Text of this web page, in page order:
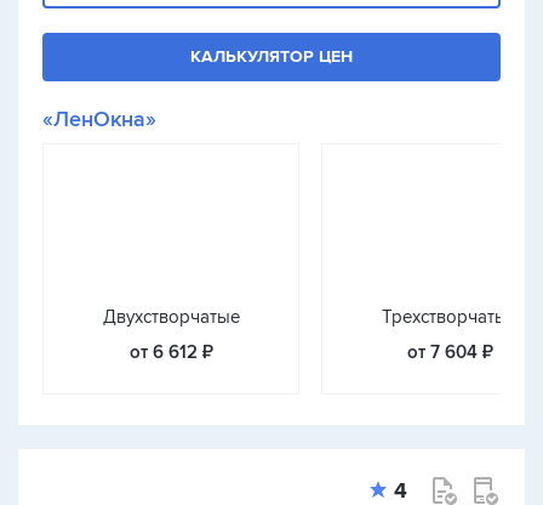
КАЛЬКУЛЯТОР ЦЕН
«ЛенОкна»
Двухстворчатые
от 6 612 ₽
Трехстворчатые
от 7 604 ₽
4